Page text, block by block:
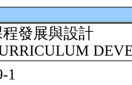
發展與設計
1